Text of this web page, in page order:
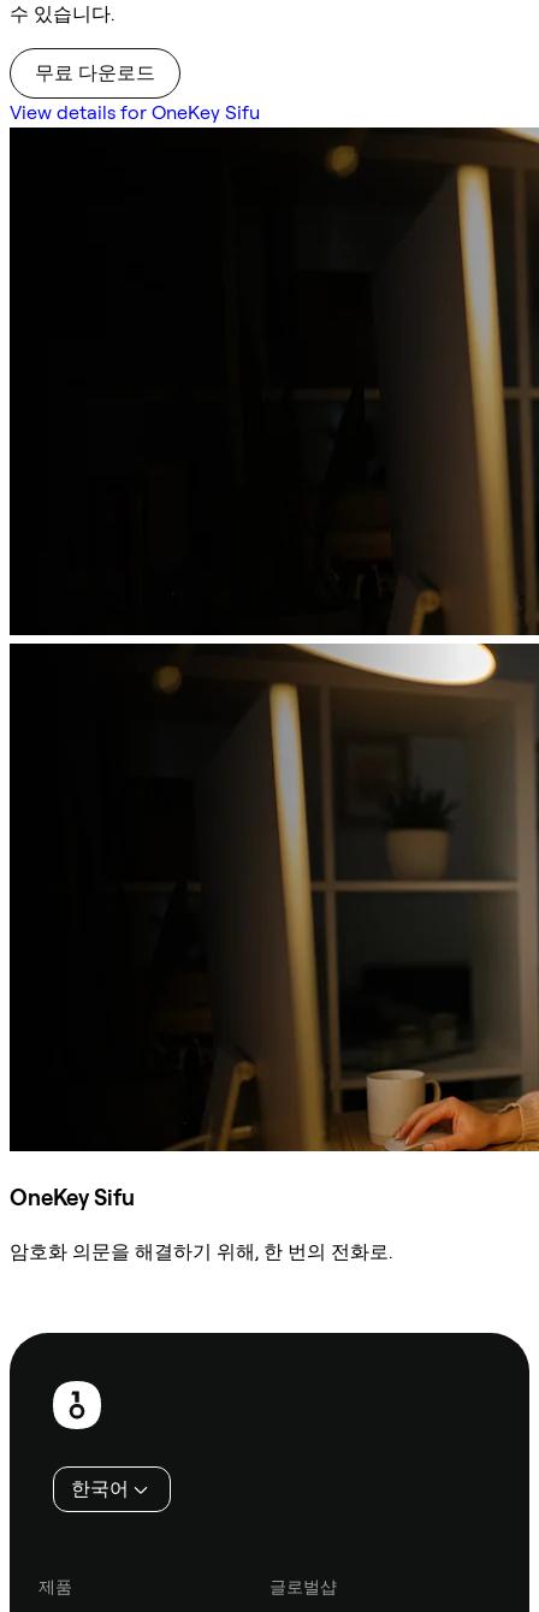
수 있습니다.
무료 다운로드
View details for OneKey Sifu
OneKey Sifu
암호화 의문을 해결하기 위해, 한 번의 전화로.
보
한국어
제품
글로벌샵